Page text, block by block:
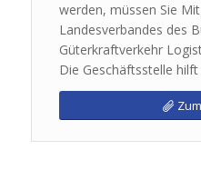
werden, müssen Sie
Landesverbandes des
Güterkraftverkehr
Die Geschäftsstelle